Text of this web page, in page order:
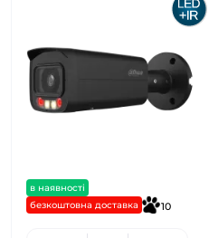
в наявності
безкоштовна доставка
10